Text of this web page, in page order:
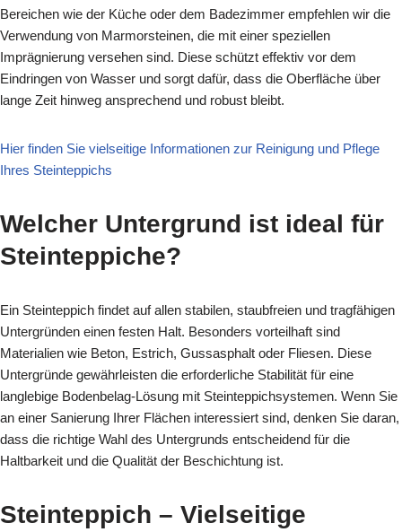
Bereichen wie der Küche oder dem Badezimmer empfehlen wir die
Verwendung von Marmorsteinen, die mit einer speziellen
Imprägnierung versehen sind. Diese schützt effektiv vor dem
Eindringen von Wasser und sorgt dafür, dass die Oberfläche über
lange Zeit hinweg ansprechend und robust bleibt.
Hier finden Sie vielseitige Informationen zur Reinigung und Pflege
Ihres Steinteppichs
Welcher Untergrund ist ideal für
Steinteppiche?
Ein Steinteppich findet auf allen stabilen, staubfreien und tragfähigen
Untergründen einen festen Halt. Besonders vorteilhaft sind
Materialien wie Beton, Estrich, Gussasphalt oder Fliesen. Diese
Untergründe gewährleisten die erforderliche Stabilität für eine
langlebige Bodenbelag-Lösung mit Steinteppichsystemen. Wenn Sie
an einer Sanierung Ihrer Flächen interessiert sind, denken Sie daran,
dass die richtige Wahl des Untergrunds entscheidend für die
Haltbarkeit und die Qualität der Beschichtung ist.
Steinteppich – Vielseitige